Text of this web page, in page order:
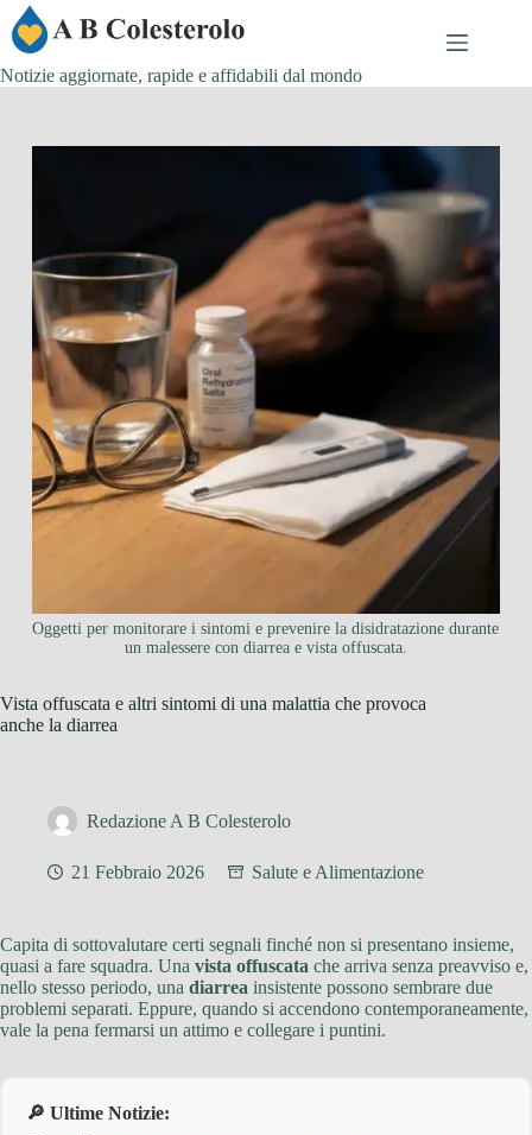
Salta
al
contenuto
Notizie aggiornate, rapide e affidabili dal mondo
Oggetti per monitorare i sintomi e prevenire la disidratazione durante
un malessere con diarrea e vista offuscata.
Vista offuscata e altri sintomi di una malattia che provoca
anche la diarrea
Redazione A B Colesterolo
21 Febbraio 2026 Salute e Alimentazione
Capita di sottovalutare certi segnali finché non si presentano insieme,
quasi a fare squadra. Una vista offuscata che arriva senza preavviso e,
nello stesso periodo, una diarrea insistente possono sembrare due
problemi separati. Eppure, quando si accendono contemporaneamente,
vale la pena fermarsi un attimo e collegare i puntini.
🔎 Ultime Notizie: